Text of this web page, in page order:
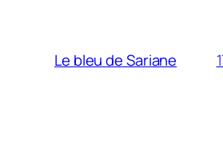
Le bleu de Sariane